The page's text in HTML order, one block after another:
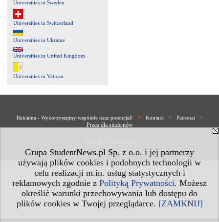
Grupa StudentNews.pl Sp. z o.o. i jej partnerzy
używają plików cookies i podobnych technologii w
celu realizacji m.in. usług statystycznych i
reklamowych zgodnie z Polityką Prywatności. Możesz
określić warunki przechowywania lub dostępu do
plików cookies w Twojej przeglądarce. [ZAMKNIJ]
Universities in Sweden
Universities in Switzerland
Universities in Ukraine
Universities in United Kingdom
Universities in Vatican
Reklama - Wykorzystajmy wspólnie nasz potencjał! • Kontakt • Patronat
•
Praca dla studentów